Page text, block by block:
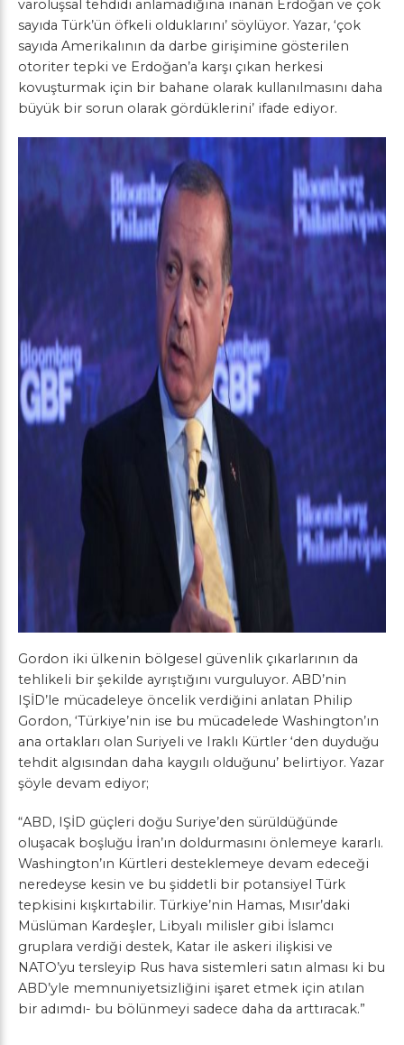
varoluşsal tehdidi anlamadığına inanan Erdoğan ve çok
sayıda Türk’ün öfkeli olduklarını’ söylüyor. Yazar, ‘çok
sayıda Amerikalının da darbe girişimine gösterilen
otoriter tepki ve Erdoğan’a karşı çıkan herkesi
kovuşturmak için bir bahane olarak kullanılmasını daha
büyük bir sorun olarak gördüklerini’ ifade ediyor.
Gordon iki ülkenin bölgesel güvenlik çıkarlarının da
tehlikeli bir şekilde ayrıştığını vurguluyor. ABD’nin
IŞİD’le mücadeleye öncelik verdiğini anlatan Philip
Gordon, ‘Türkiye’nin ise bu mücadelede Washington’ın
ana ortakları olan Suriyeli ve Iraklı Kürtler ‘den duyduğu
tehdit algısından daha kaygılı olduğunu’ belirtiyor. Yazar
şöyle devam ediyor;
“ABD, IŞİD güçleri doğu Suriye’den sürüldüğünde
oluşacak boşluğu İran’ın doldurmasını önlemeye kararlı.
Washington’ın Kürtleri desteklemeye devam edeceği
neredeyse kesin ve bu şiddetli bir potansiyel Türk
tepkisini kışkırtabilir. Türkiye’nin Hamas, Mısır’daki
Müslüman Kardeşler, Libyalı milisler gibi İslamcı
gruplara verdiği destek, Katar ile askeri ilişkisi ve
NATO’yu tersleyip Rus hava sistemleri satın alması ki bu
ABD’yle memnuniyetsizliğini işaret etmek için atılan
bir adımdı- bu bölünmeyi sadece daha da arttıracak.”